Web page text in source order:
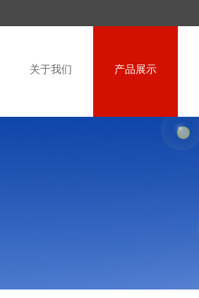
关于我们 产品展示